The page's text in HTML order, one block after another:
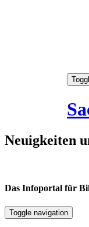
Neuigkeiten
Das Infoportal für
Toggle navigation